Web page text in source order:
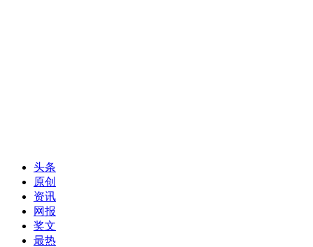
头条
原创
资讯
网报
奖文
最热